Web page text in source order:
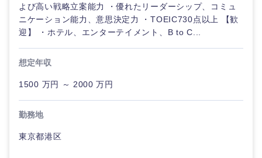
よび高い戦略立案能力 ・優れたリーダーシップ、コミュ
ニケーション能力、意思決定力 ・TOEIC730点以上 【歓
迎】 ・ホテル、エンターテイメント、B to C...
想定年収
1500 万円 ～ 2000 万円
勤務地
東京都港区